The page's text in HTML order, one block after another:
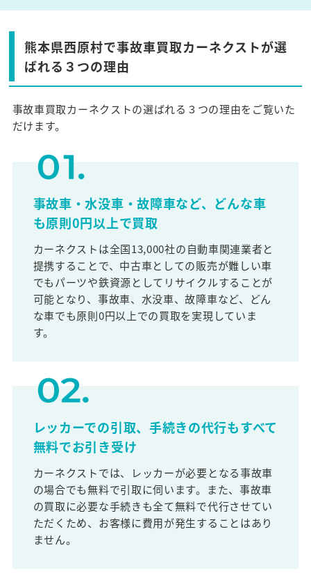
熊本県西原村で事故車買取カーネクストが選
ばれる３つの理由
事故車買取カーネクストの選ばれる３つの理由をご覧いた
だけます。
事故車・水没車・故障車など、どんな車
も原則0円以上で買取
カーネクストは全国13,000社の自動車関連業者と
提携することで、中古車としての販売が難しい車
でもパーツや鉄資源としてリサイクルすることが
可能となり、事故車、水没車、故障車など、どん
な車でも原則0円以上での買取を実現していま
す。
レッカーでの引取、手続きの代行もすべて
無料でお引き受け
カーネクストでは、レッカーが必要となる事故車
の場合でも無料で引取に伺います。また、事故車
の買取に必要な手続きも全て無料で代行させてい
ただくため、お客様に費用が発生することはあり
ません。